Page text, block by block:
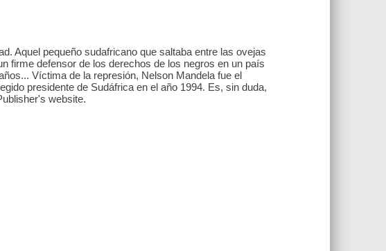
Aquel pequeño sudafricano que saltaba entre las ovejas
firme defensor de los derechos de los negros en un país
Víctima de la represión, Nelson Mandela fue el
presidente de Sudáfrica en el año 1994. Es, sin duda,
website.